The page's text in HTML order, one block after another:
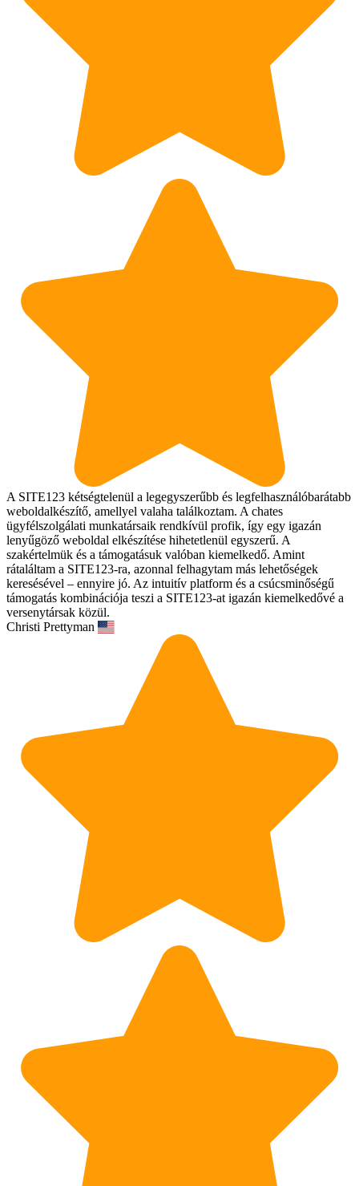
A SITE123 kétségtelenül a legegyszerűbb és legfelhasználóbarátabb
weboldalkészítő, amellyel valaha találkoztam. A chates
ügyfélszolgálati munkatársaik rendkívül profik, így egy igazán
lenyűgöző weboldal elkészítése hihetetlenül egyszerű. A
szakértelmük és a támogatásuk valóban kiemelkedő. Amint
rátaláltam a SITE123-ra, azonnal felhagytam más lehetőségek
keresésével – ennyire jó. Az intuitív platform és a csúcsminőségű
támogatás kombinációja teszi a SITE123-at igazán kiemelkedővé a
versenytársak közül.
Christi Prettyman